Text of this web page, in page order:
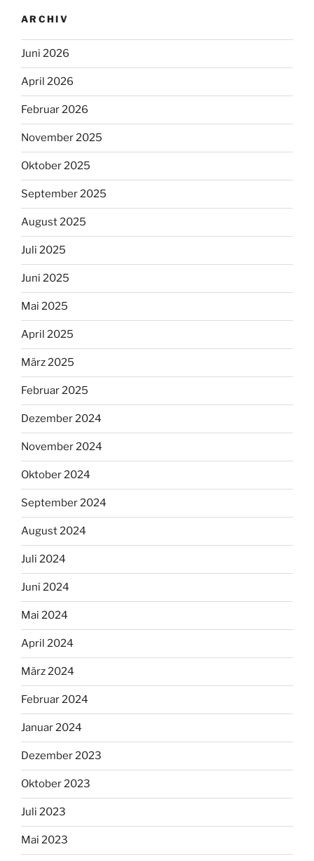
ARCHIV
Juni 2026
April 2026
Februar 2026
November 2025
Oktober 2025
September 2025
August 2025
Juli 2025
Juni 2025
Mai 2025
April 2025
März 2025
Februar 2025
Dezember 2024
November 2024
Oktober 2024
September 2024
August 2024
Juli 2024
Juni 2024
Mai 2024
April 2024
März 2024
Februar 2024
Januar 2024
Dezember 2023
Oktober 2023
Juli 2023
Mai 2023